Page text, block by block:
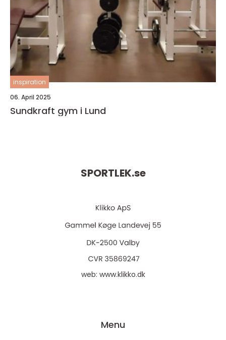
inspiration
06. April 2025
Sundkraft gym i Lund
SPORTLEK.se
web: www.klikko.dk
Menu